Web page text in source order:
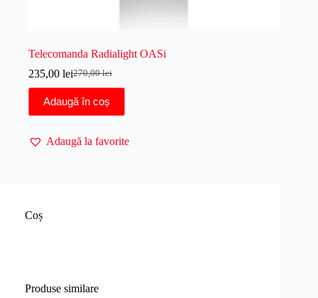
Telecomanda Radialight OASi
270,00lei
Prețul
inițial
a
fost:
235,00 leiPrețul
curent
este:
235,00 lei.
Adaugă în coș
Adaugă la favorite
Coș
Produse similare